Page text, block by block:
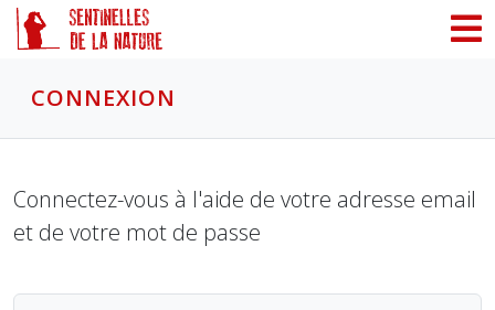
CONNEXION
Connectez-vous à l'aide de votre adresse email
et de votre mot de passe
Panneau de gestion des cookies